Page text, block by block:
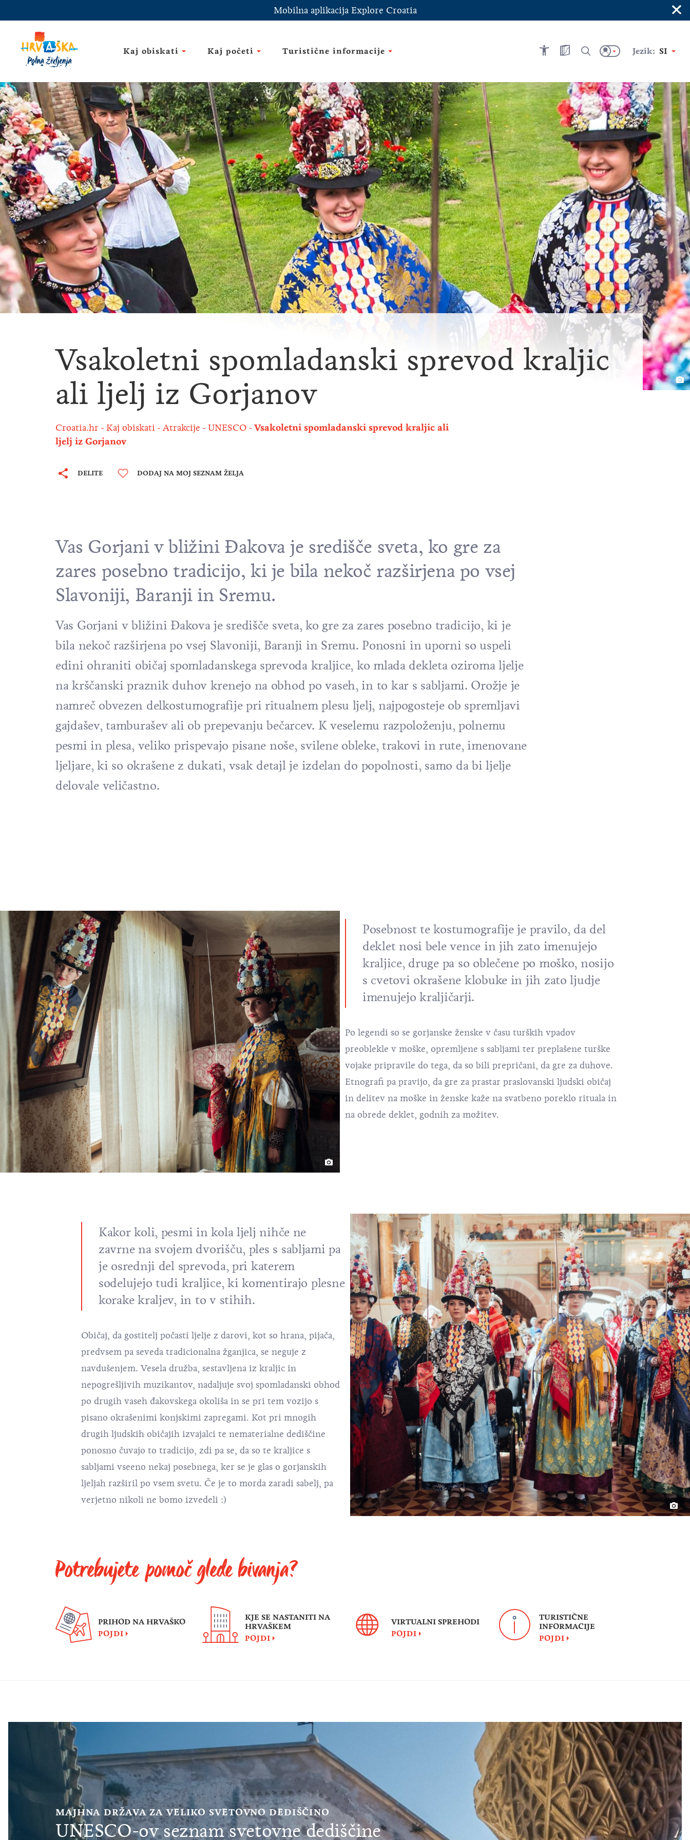
Mobilna aplikacija Explore Croatia ×
Kaj obiskati Kaj početi Turistične informacije Jezik: SI
Vsakoletni spomladanski sprevod kraljic
ali ljelj iz Gorjanov
Croatia.hr Kaj obiskati Atrakcije UNESCO
Vsakoletni spomladanski sprevod kraljic ali
ljelj iz Gorjanov
DELITE DODAJ NA MOJ SEZNAM ŽELJA
Vas Gorjani v bližini Đakova je središče sveta, ko gre za
zares posebno tradicijo, ki je bila nekoč razširjena po vsej
Slavoniji, Baranji in Sremu.
Vas Gorjani v bližini Đakova je središče sveta, ko gre za zares posebno tradicijo, ki je
bila nekoč razširjena po vsej Slavoniji, Baranji in Sremu. Ponosni in uporni so uspeli
edini ohraniti običaj spomladanskega sprevoda kraljice, ko mlada dekleta oziroma ljelje
na krščanski praznik duhov krenejo na obhod po vaseh, in to kar s sabljami. Orožje je
namreč obvezen delkostumografije pri ritualnem plesu ljelj, najpogosteje ob spremljavi
gajdašev, tamburašev ali ob prepevanju bečarcev. K veselemu razpoloženju, polnemu
pesmi in plesa, veliko prispevajo pisane noše, svilene obleke, trakovi in rute, imenovane
ljeljare, ki so okrašene z dukati, vsak detajl je izdelan do popolnosti, samo da bi ljelje
delovale veličastno.
Posebnost te kostumografije je pravilo, da del
deklet nosi bele vence in jih zato imenujejo
kraljice, druge pa so oblečene po moško, nosijo
s cvetovi okrašene klobuke in jih zato ljudje
imenujejo kraljičarji.
Po legendi so se gorjanske ženske v času turških vpadov
preoblekle v moške, opremljene s sabljami ter preplašene turške
vojake pripravile do tega, da so bili prepričani, da gre za duhove.
Etnografi pa pravijo, da gre za prastar praslovanski ljudski običaj
in delitev na moške in ženske kaže na svatbeno poreklo rituala in
na obrede deklet, godnih za možitev.
Kakor koli, pesmi in kola ljelj nihče ne
zavrne na svojem dvorišču, ples s sabljami pa
je osrednji del sprevoda, pri katerem
sodelujejo tudi kraljice, ki komentirajo plesne
korake kraljev, in to v stihih.
Običaj, da gostitelj počasti ljelje z darovi, kot so hrana, pijača,
predvsem pa seveda tradicionalna žganjica, se neguje z
navdušenjem. Vesela družba, sestavljena iz kraljic in
nepogrešljivih muzikantov, nadaljuje svoj spomladanski obhod
po drugih vaseh đakovskega okoliša in se pri tem vozijo s
pisano okrašenimi konjskimi zapregami. Kot pri mnogih
drugih ljudskih običajih izvajalci te nematerialne dediščine
ponosno čuvajo to tradicijo, zdi pa se, da so te kraljice s
sabljami vseeno nekaj posebnega, ker se je glas o gorjanskih
ljeljah razširil po vsem svetu. Če je to morda zaradi sabelj, pa
verjetno nikoli ne bomo izvedeli :)
Potrebujete pomoč glede bivanja?
PRIHOD NA HRVAŠKO
POJDI
KJE SE NASTANITI NA
HRVAŠKEM
POJDI
VIRTUALNI SPREHODI
POJDI
TURISTIČNE
INFORMACIJE
POJDI
MAJHNA DRŽAVA ZA VELIKO SVETOVNO DEDIŠČINO
UNESCO-ov seznam svetovne dediščine